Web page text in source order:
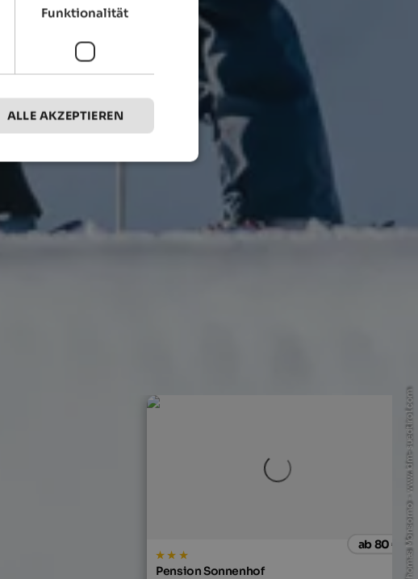
ab 80 €
Pension Sonnenhof
Funktionalität
ALLE AKZEPTIEREN